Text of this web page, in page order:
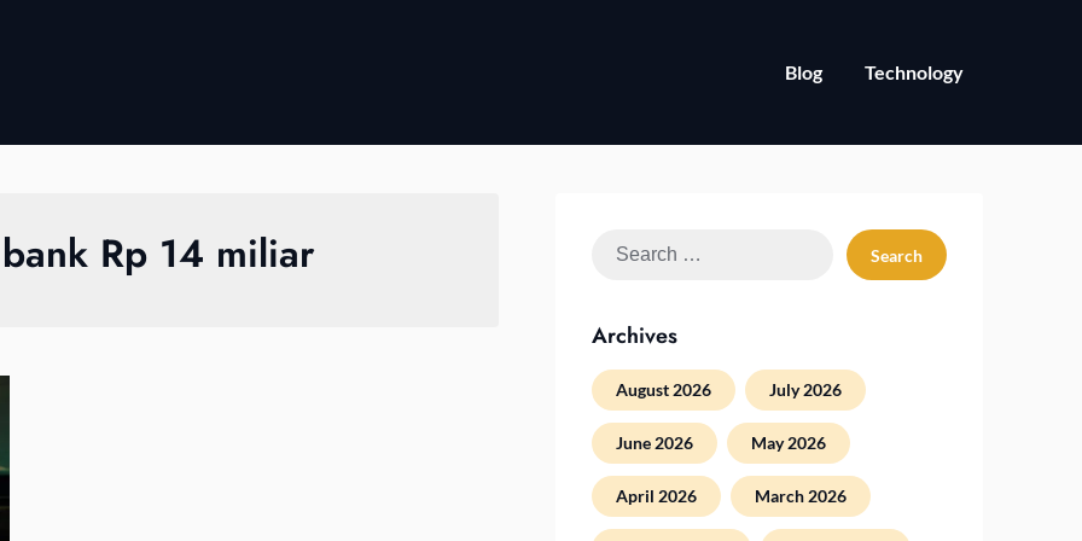
Blog Technology
Rp 14 miliar
Search
Archives
August 2026 July 2026
June 2026 May 2026
April 2026 March 2026